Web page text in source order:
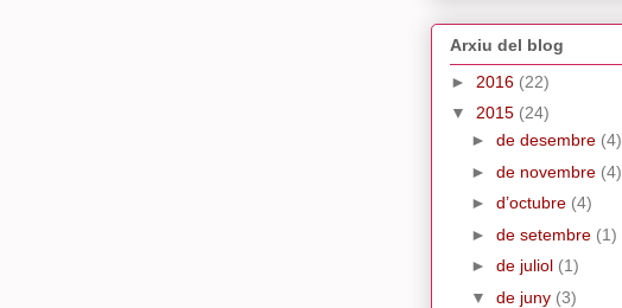
Arxiu del blog
► 2016 (22)
▼ 2015 (24)
► de desembre (4)
► de novembre (4)
► d’octubre (4)
► de setembre (1)
► de juliol (1)
▼ de juny (3)